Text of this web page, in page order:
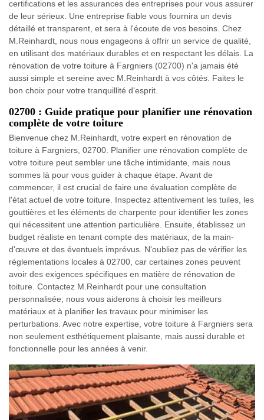
certifications et les assurances des entreprises pour vous assurer
de leur sérieux. Une entreprise fiable vous fournira un devis
détaillé et transparent, et sera à l'écoute de vos besoins. Chez
M.Reinhardt, nous nous engageons à offrir un service de qualité,
en utilisant des matériaux durables et en respectant les délais. La
rénovation de votre toiture à Fargniers (02700) n'a jamais été
aussi simple et sereine avec M.Reinhardt à vos côtés. Faites le
bon choix pour votre tranquillité d'esprit.
02700 : Guide pratique pour planifier une rénovation
complète de votre toiture
Bienvenue chez M.Reinhardt, votre expert en rénovation de
toiture à Fargniers, 02700. Planifier une rénovation complète de
votre toiture peut sembler une tâche intimidante, mais nous
sommes là pour vous guider à chaque étape. Avant de
commencer, il est crucial de faire une évaluation complète de
l'état actuel de votre toiture. Inspectez attentivement les tuiles, les
gouttières et les éléments de charpente pour identifier les zones
qui nécessitent une attention particulière. Ensuite, établissez un
budget réaliste en tenant compte des matériaux, de la main-
d'œuvre et des éventuels imprévus. N'oubliez pas de vérifier les
réglementations locales à 02700, car certaines zones peuvent
avoir des exigences spécifiques en matière de rénovation de
toiture. Contactez M.Reinhardt pour une consultation
personnalisée; nous vous aiderons à choisir les meilleurs
matériaux et à planifier les travaux pour minimiser les
perturbations. Avec notre expertise, votre toiture à Fargniers sera
non seulement esthétiquement plaisante, mais aussi durable et
fonctionnelle pour les années à venir.